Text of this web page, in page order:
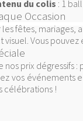
du colis : 1
Occasion
fêtes, mariages,
visuel. Vous
nos prix dégressifs
vos événements
célébrations !